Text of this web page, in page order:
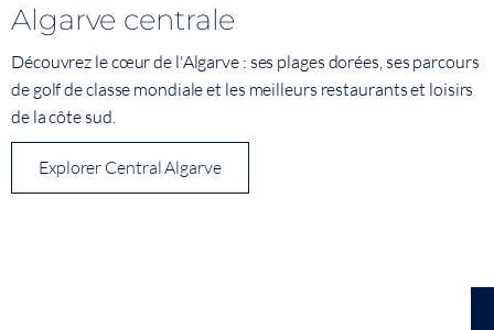
Algarve centrale
Découvrez le cœur de l'Algarve : ses plages dorées, ses parcours
de golf de classe mondiale et les meilleurs restaurants et loisirs
de la côte sud.
Explorer Central Algarve